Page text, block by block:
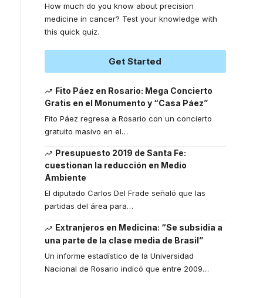
How much do you know about precision
medicine in cancer? Test your knowledge with
this quick quiz.
Get Started
Fito Páez en Rosario: Mega Concierto
Gratis en el Monumento y “Casa Páez”
Fito Páez regresa a Rosario con un concierto
gratuito masivo en el…
Presupuesto 2019 de Santa Fe:
cuestionan la reducción en Medio
Ambiente
El diputado Carlos Del Frade señaló que las
partidas del área para…
Extranjeros en Medicina: “Se subsidia a
una parte de la clase media de Brasil”
Un informe estadístico de la Universidad
Nacional de Rosario indicó que entre 2009…